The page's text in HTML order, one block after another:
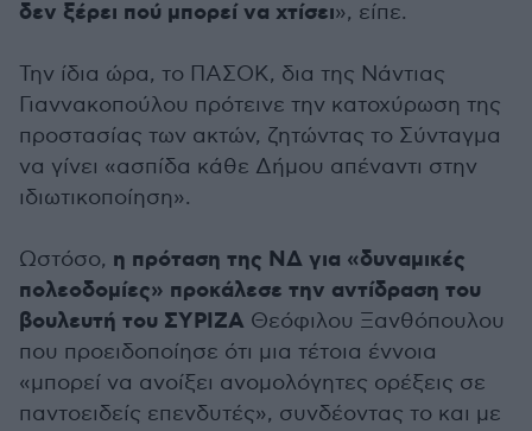
δεν ξέρει πού μπορεί να χτίσει», είπε.
Την ίδια ώρα, το ΠΑΣΟΚ, δια της Νάντιας
Γιαννακοπούλου πρότεινε την κατοχύρωση της
προστασίας των ακτών, ζητώντας το Σύνταγμα
να γίνει «ασπίδα κάθε Δήμου απέναντι στην
ιδιωτικοποίηση».
Ωστόσο, η πρόταση της ΝΔ για «δυναμικές
πολεοδομίες» προκάλεσε την αντίδραση του
βουλευτή του ΣΥΡΙΖΑ Θεόφιλου Ξανθόπουλου
που προειδοποίησε ότι μια τέτοια έννοια
«μπορεί να ανοίξει ανομολόγητες ορέξεις σε
παντοειδείς επενδυτές», συνδέοντας το και με